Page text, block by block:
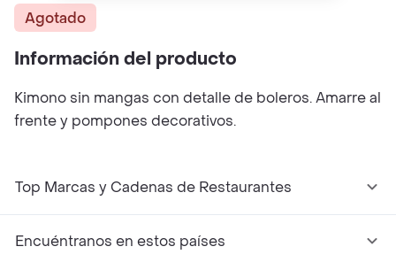
Agotado
Información del producto
Kimono sin mangas con detalle de boleros. Amarre al
frente y pompones decorativos.
Top Marcas y Cadenas de Restaurantes
Encuéntranos en estos países